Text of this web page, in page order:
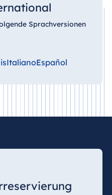
Sprachversionen
ItalianoEspañol